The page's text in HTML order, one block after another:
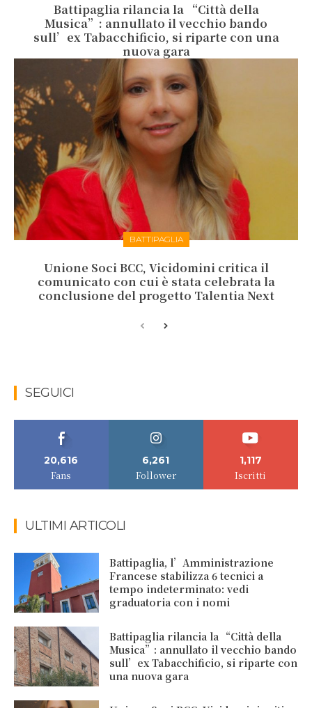
Battipaglia rilancia la “Città della
Musica”: annullato il vecchio bando
sull’ex Tabacchificio, si riparte con una
nuova gara
BATTIPAGLIA
Unione Soci BCC, Vicidomini critica il
comunicato con cui è stata celebrata la
conclusione del progetto Talentia Next
SEGUICI
20,616
Fans
6,261
Follower
1,117
Iscritti
ULTIMI ARTICOLI
Battipaglia, l’Amministrazione
Francese stabilizza 6 tecnici a
tempo indeterminato: vedi
graduatoria con i nomi
Battipaglia rilancia la “Città della
Musica”: annullato il vecchio bando
sull’ex Tabacchificio, si riparte con
una nuova gara